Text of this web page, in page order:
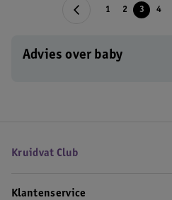
1 2 3 4
Advies over baby
Kruidvat Club
Klantenservice